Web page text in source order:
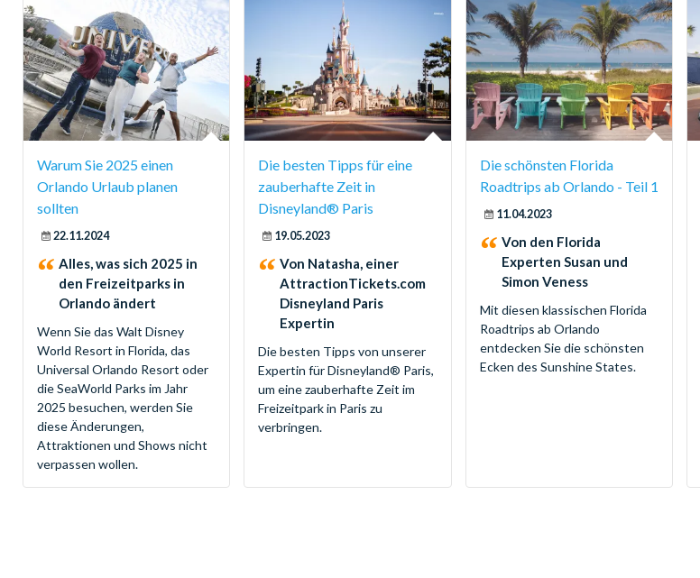
Warum Sie 2025 einen
Orlando Urlaub planen
sollten
22.11.2024
Alles, was sich 2025 in
den Freizeitparks in
Orlando ändert
Wenn Sie das Walt Disney
World Resort in Florida, das
Universal Orlando Resort oder
die SeaWorld Parks im Jahr
2025 besuchen, werden Sie
diese Änderungen,
Attraktionen und Shows nicht
verpassen wollen.
Die besten Tipps für eine
zauberhafte Zeit in
Disneyland® Paris
19.05.2023
Von Natasha, einer
AttractionTickets.com
Disneyland Paris
Expertin
Die besten Tipps von unserer
Expertin für Disneyland® Paris,
um eine zauberhafte Zeit im
Freizeitpark in Paris zu
verbringen.
Die schönsten Florida
Roadtrips ab Orlando - Teil 1
11.04.2023
Von den Florida
Experten Susan und
Simon Veness
Mit diesen klassischen Florida
Roadtrips ab Orlando
entdecken Sie die schönsten
Ecken des Sunshine States.